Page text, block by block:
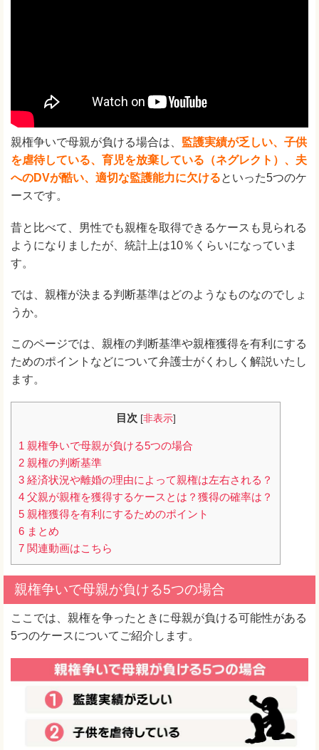
親権争いで母親が負ける場合は、 監護実績が乏しい、子供
を虐待している、育児を放棄している（ネグレクト）、夫
へのDVが酷い、適切な監護能力に欠けるといった5つのケ
ースです。
昔と比べて、男性でも親権を取得できるケースも見られる
ようになりましたが、統計上は10％くらいになっていま
す。
では、親権が決まる判断基準はどのようなものなのでしょ
うか。
このページでは、親権の判断基準や親権獲得を有利にする
ためのポイントなどについて弁護士がくわしく解説いたし
ます。
目次 [非表示]
1 親権争いで母親が負ける5つの場合
2 親権の判断基準
3 経済状況や離婚の理由によって親権は左右される？
4 父親が親権を獲得するケースとは？獲得の確率は？
5 親権獲得を有利にするためのポイント
6 まとめ
7 関連動画はこちら
親権争いで母親が負ける5つの場合
ここでは、親権を争ったときに母親が負ける可能性がある
5つのケースについてご紹介します。